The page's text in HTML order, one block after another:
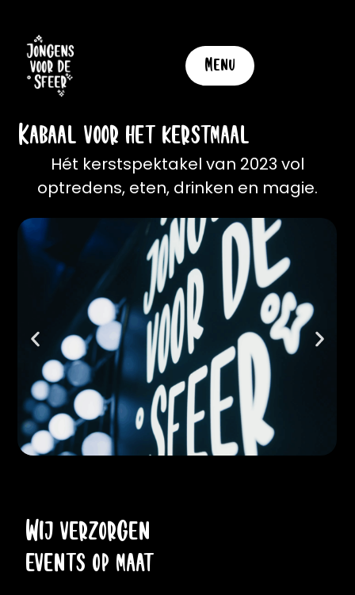
Menu
Kabaal voor het kerstmaal
Hét kerstspektakel van 2023 vol
optredens, eten, drinken en magie.
Wij verzorgen
events op maat